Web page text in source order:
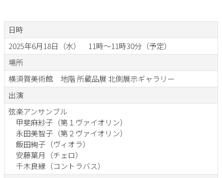
日時
2025年6月18日（水） 11時～11時30分（予定）
場所
横須賀美術館 地階 所蔵品展 北側展示ギャラリー
出演
弦楽アンサンブル
甲斐麻紗子（第１ヴァイオリン）
永田美智子（第２ヴァイオリン）
飯田絢子（ヴィオラ）
安藤葉月（チェロ）
千木良縁（コントラバス）